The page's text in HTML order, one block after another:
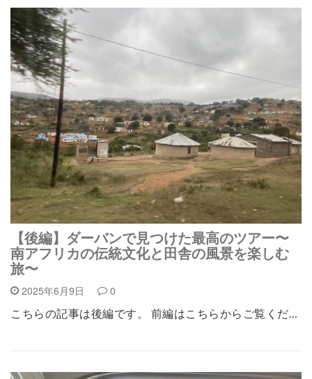
【後編】ダーバンで見つけた最高のツアー〜
南アフリカの伝統文化と田舎の風景を楽しむ
旅〜
2025年6月9日 0
こちらの記事は後編です。 前編はこちらからご覧くだ…